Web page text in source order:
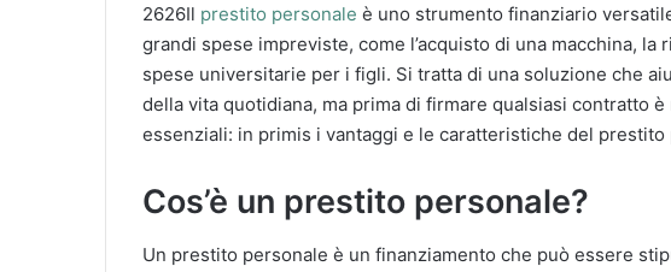
2626Il prestito personale è uno strumento finanziario
grandi spese impreviste, come l’acquisto di una macchina,
spese universitarie per i figli. Si tratta di una soluzione che
della vita quotidiana, ma prima di firmare qualsiasi contratto
essenziali: in primis i vantaggi e le caratteristiche del prestito
Cos’è un prestito personale?
Un prestito personale è un finanziamento che può essere